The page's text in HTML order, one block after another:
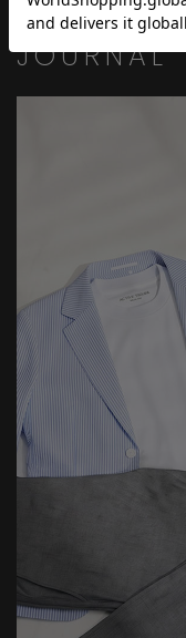
※照明・光の加減、PC
と画像のカラーの見え
※画像はサンプルのた
JOURNAL